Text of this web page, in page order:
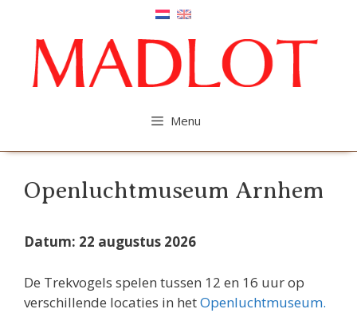
inhoud
Menu
Openluchtmuseum Arnhem
Datum: 22 augustus 2026
De Trekvogels spelen tussen 12 en 16 uur op
verschillende locaties in hetOpenluchtmuseum.